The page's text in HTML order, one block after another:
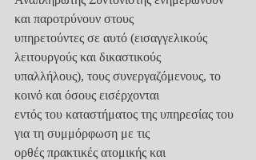
και παροτρύνουν στους
υπηρετούντες σε αυτό (εισαγγελικούς
λειτουργούς και δικαστικούς
υπαλλήλους), τους συνεργαζόμενους, το
κοινό και όσους εισέρχονται
εντός του καταστήματος της υπηρεσίας του
για τη συμμόρφωση με τις
ορθές πρακτικές ατομικής και